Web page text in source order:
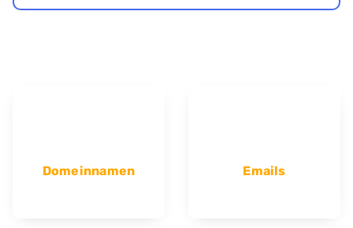
Domeinnamen Emails